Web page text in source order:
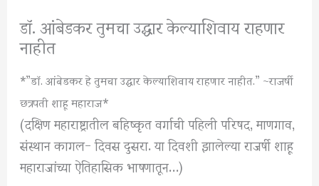
डॉ. आंबेडकर तुमचा उद्धार केल्याशिवाय राहणार
नाहीत
*”डॉ. आंबेडकर हे तुमचा उद्धार केल्याशिवाय राहणार नाहीत.” ~राजर्षी
छत्रपती शाहू महाराज*
(दक्षिण महाराष्ट्रातील बहिष्कृत वर्गाची पहिली परिषद, माणगाव,
संस्थान कागल- दिवस दुसरा. या दिवशी झालेल्या राजर्षी शाहू
महाराजांच्या ऐतिहासिक भाषणातून…)